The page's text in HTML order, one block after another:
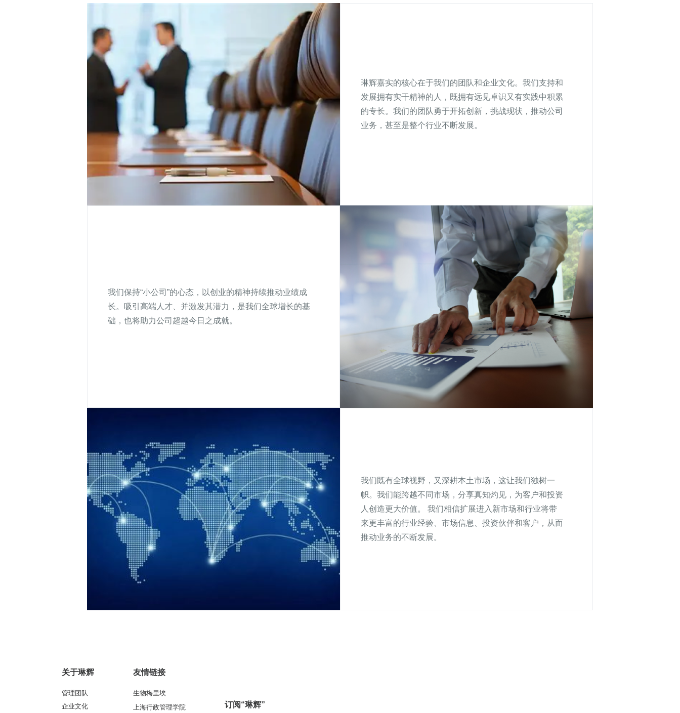
琳辉嘉实的核心在于我们的团队和企业文化。我们支持和
发展拥有实干精神的人，既拥有远见卓识又有实践中积累
的专长。我们的团队勇于开拓创新，挑战现状，推动公司
业务，甚至是整个行业不断发展。
我们保持“小公司”的心态，以创业的精神持续推动业绩成
长。吸引高端人才、并激发其潜力，是我们全球增长的基
础，也将助力公司超越今日之成就。
我们既有全球视野，又深耕本土市场，这让我们独树一
帜。我们能跨越不同市场，分享真知灼见，为客户和投资
人创造更大价值。 我们相信扩展进入新市场和行业将带
来更丰富的行业经验、市场信息、投资伙伴和客户，从而
推动业务的不断发展。
关于琳辉
管理团队
企业文化
友情链接
生物梅里埃
上海行政管理学院
订阅“琳辉”